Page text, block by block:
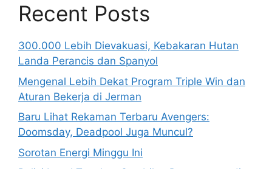
Recent Posts
300.000 Lebih Dievakuasi, Kebakaran Hutan
Landa Perancis dan Spanyol
Mengenal Lebih Dekat Program Triple Win dan
Aturan Bekerja di Jerman
Baru Lihat Rekaman Terbaru Avengers:
Doomsday, Deadpool Juga Muncul?
Sorotan Energi Minggu Ini